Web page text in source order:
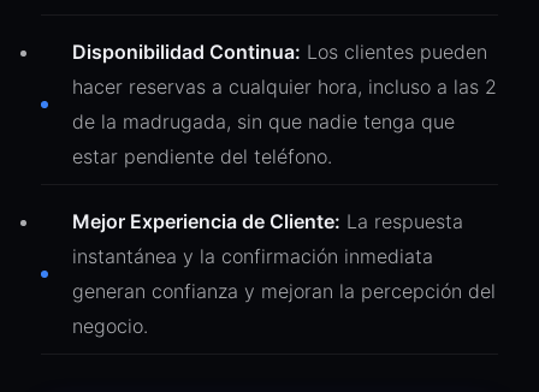
Disponibilidad Continua: Los clientes pueden
hacer reservas a cualquier hora, incluso a las 2
de la madrugada, sin que nadie tenga que
estar pendiente del teléfono.
Mejor Experiencia de Cliente: La respuesta
instantánea y la confirmación inmediata
generan confianza y mejoran la percepción del
negocio.